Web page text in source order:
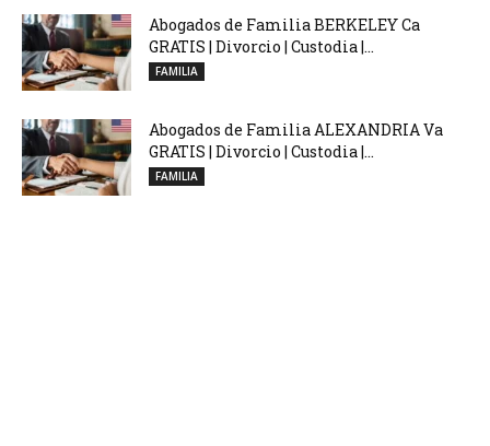
Abogados de Familia BERKELEY Ca
GRATIS | Divorcio | Custodia |...
FAMILIA
Abogados de Familia ALEXANDRIA Va
GRATIS | Divorcio | Custodia |...
FAMILIA